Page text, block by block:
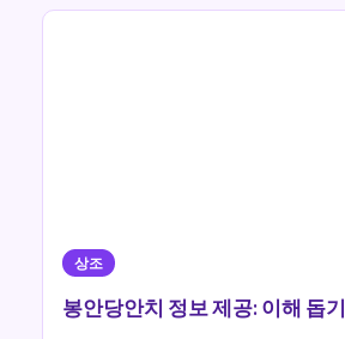
상조
봉안당안치 정보 제공: 이해 돕기